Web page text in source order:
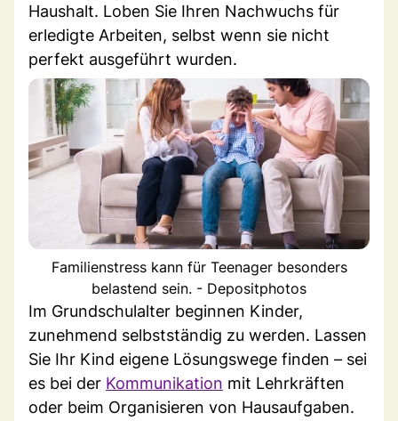
Haushalt. Loben Sie Ihren Nachwuchs für
erledigte Arbeiten, selbst wenn sie nicht
perfekt ausgeführt wurden.
Familienstress kann für Teenager besonders
belastend sein. - Depositphotos
Im Grundschulalter beginnen Kinder,
zunehmend selbstständig zu werden. Lassen
Sie Ihr Kind eigene Lösungswege finden – sei
es bei der Kommunikation mit Lehrkräften
oder beim Organisieren von Hausaufgaben.